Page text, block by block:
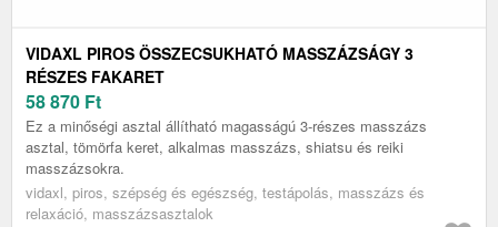
VIDAXL PIROS ÖSSZECSUKHATÓ MASSZÁZSÁGY 3
RÉSZES FAKARET
58 870 Ft
Ez a minőségi asztal állítható magasságú 3-részes masszázs
asztal, tömörfa keret, alkalmas masszázs, shiatsu és reiki
masszázsokra.
vidaxl, piros, szépség és egészség, testápolás, masszázs és
relaxáció, masszázsasztalok